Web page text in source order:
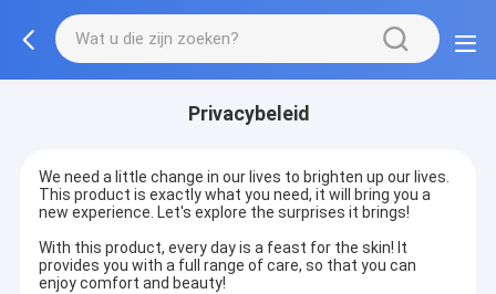
Privacybeleid
We need a little change in our lives to brighten up our lives.
This product is exactly what you need, it will bring you a
new experience. Let's explore the surprises it brings!
With this product, every day is a feast for the skin! It
provides you with a full range of care, so that you can
enjoy comfort and beauty!